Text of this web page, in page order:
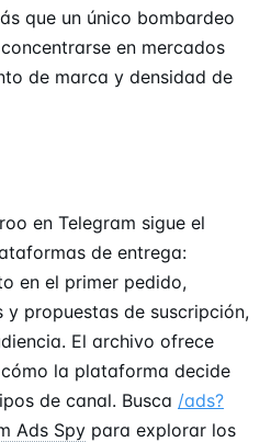
que un único bombardeo
en mercados
de marca y densidad de
en Telegram sigue el
de entrega:
en el primer pedido,
propuestas de suscripción,
El archivo ofrece
la plataforma decide
de canal. Busca /ads?
Ads Spy para explorar los